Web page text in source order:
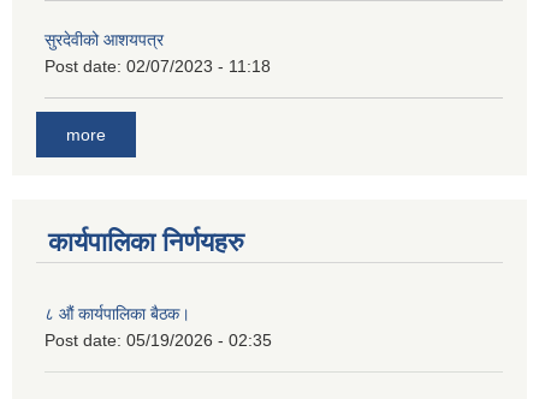
सुरदेवीको आशयपत्र
Post date: 02/07/2023 - 11:18
more
कार्यपालिका निर्णयहरु
८ औं कार्यपालिका बैठक।
Post date: 05/19/2026 - 02:35